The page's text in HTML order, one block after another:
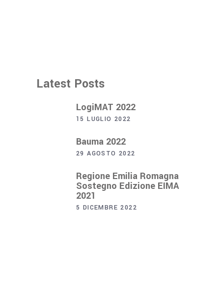
Latest Posts
LogiMAT 2022
15 LUGLIO 2022
Bauma 2022
29 AGOSTO 2022
Regione Emilia Romagna
Sostegno Edizione EIMA
2021
5 DICEMBRE 2022